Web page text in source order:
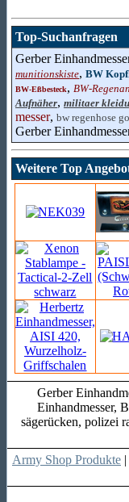
Top-Suchanfragen
Gerber
munitionskiste, BW
BW-Eßbesteck, BW-
Aufnäher, militaer
messer, bw regenhose
Gerber
Weitere Top
Gerber
Einhandmesser,
sägerücken, polizei
Army Shop Produkte |